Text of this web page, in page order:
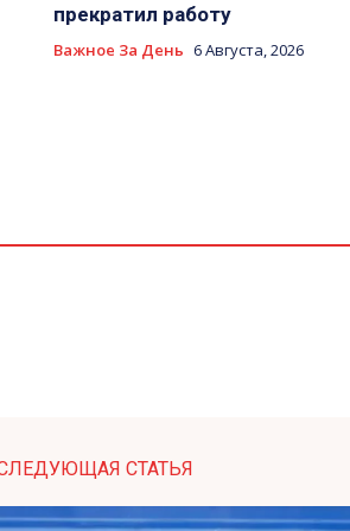
прекратил работу
Важное За День 6 Августа, 2026
СТАТЬЯ